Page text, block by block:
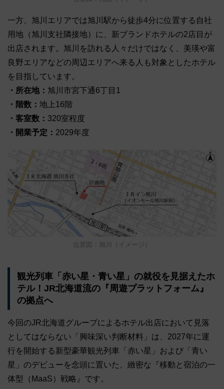
一方、旭川エリアでは旭川駅から徒歩4分に位置する自社
用地（旭川支社隣接地）に、新ブランドホテルの2店目が
出店されます。旭川を訪れる人々だけではなく、美瑛や富
良野エリアなどの周辺エリアへ来る人も対象としたホテル
を目指しています。
・所在地： 旭川市宮下通6丁目1
・階数： 地上16階
・客室数： 320室程度
・開業予定： 2029年度
位置図：旭川（イメージ）
観光列車「赤い星・青い星」の就役を見据えたホ
テル！JR北海道流の『周遊プラットフォーム』
の拠点へ
今回のJR北海道グループによるホテル出店において見落
としてはならない「興味深い判断材料」は、2027年に運
行を開始する新型豪華観光列車「赤い星」および「青い
星」のデビューを念頭に置いた、緻密な『移動と宿泊の一
体型（MaaS）戦略』です。